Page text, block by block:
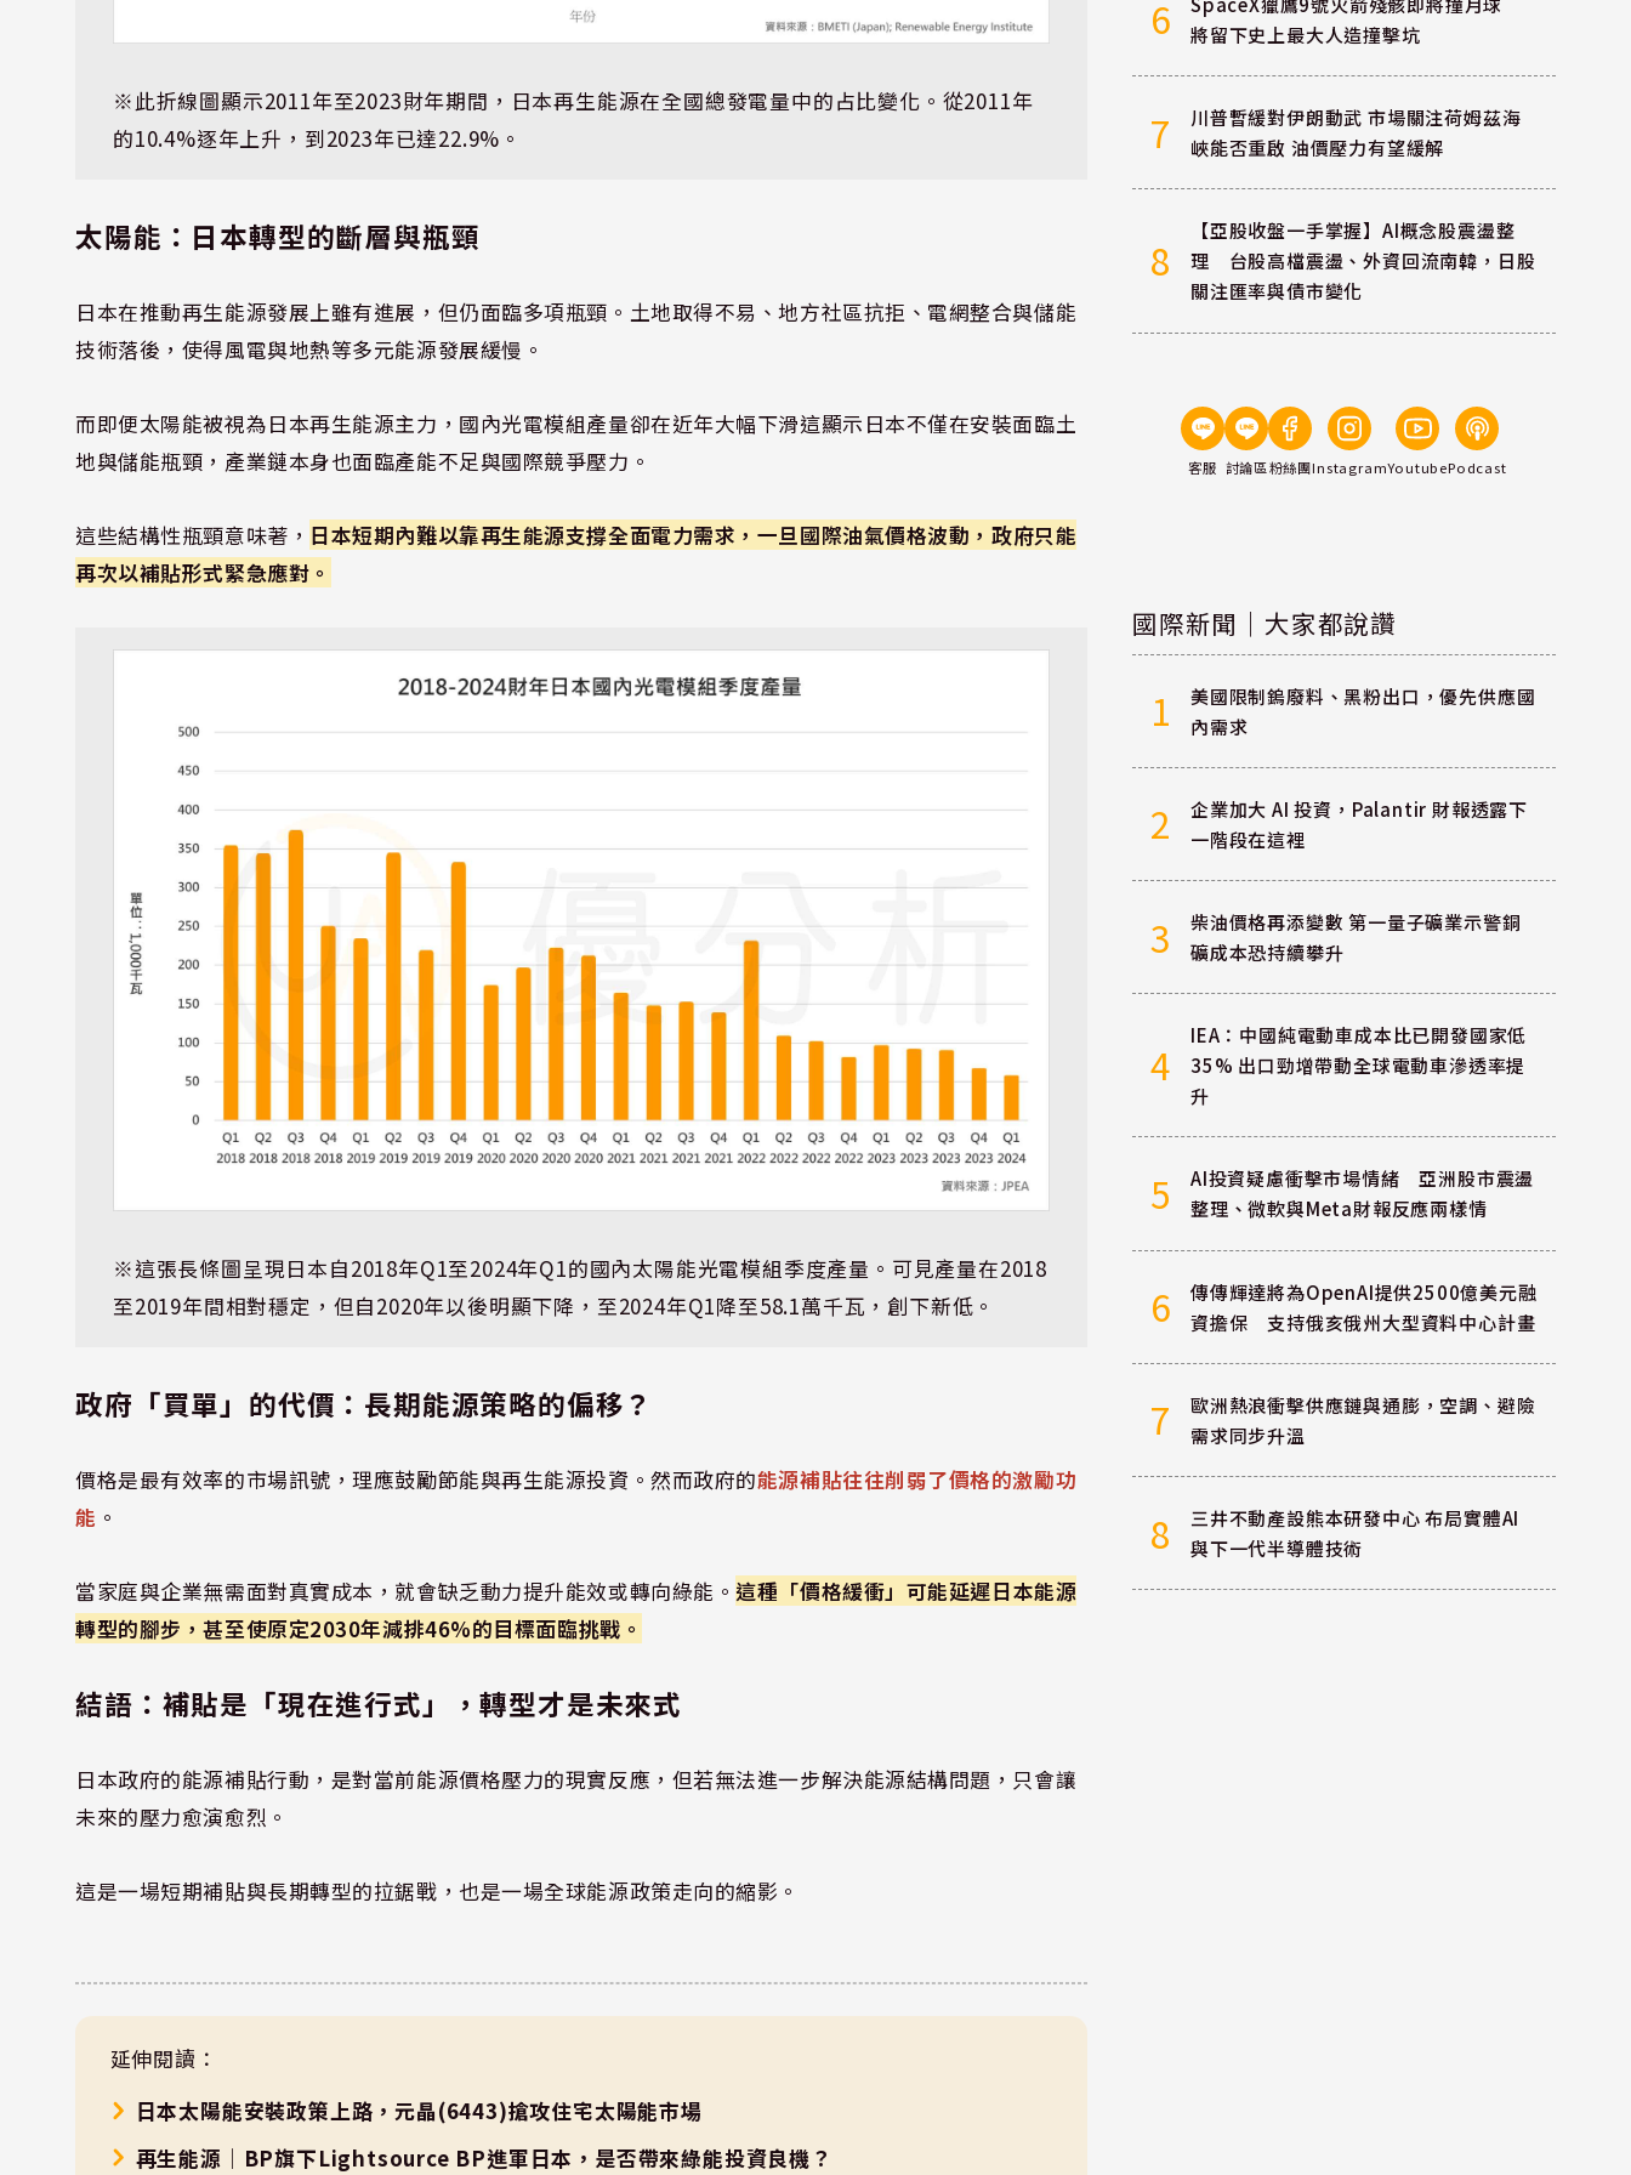
※此折線圖顯示2011年至2023財年期間，日本再生能源在全國總發電量中的占比變化。從2011年
的10.4%逐年上升，到2023年已達22.9%。
太陽能：日本轉型的斷層與瓶頸
日本在推動再生能源發展上雖有進展，但仍面臨多項瓶頸。土地取得不易、地方社區抗拒、電網整合與儲能
技術落後，使得風電與地熱等多元能源發展緩慢。
而即便太陽能被視為日本再生能源主力，國內光電模組產量卻在近年大幅下滑這顯示日本不僅在安裝面臨土
地與儲能瓶頸，產業鏈本身也面臨產能不足與國際競爭壓力。
這些結構性瓶頸意味著， 日本短期內難以靠再生能源支撐全面電力需求，一旦國際油氣價格波動，政府只能
再次以補貼形式緊急應對。
※這張長條圖呈現日本自2018年Q1至2024年Q1的國內太陽能光電模組季度產量。可見產量在2018
至2019年間相對穩定，但自2020年以後明顯下降，至2024年Q1降至58.1萬千瓦，創下新低。
政府「買單」的代價：長期能源策略的偏移？
價格是最有效率的市場訊號，理應鼓勵節能與再生能源投資。然而政府的能源補貼往往削弱了價格的激勵功
能 。
當家庭與企業無需面對真實成本，就會缺乏動力提升能效或轉向綠能。 這種「價格緩衝」可能延遲日本能源
轉型的腳步，甚至使原定2030年減排46%的目標面臨挑戰。
結語：補貼是「現在進行式」，轉型才是未來式
日本政府的能源補貼行動，是對當前能源價格壓力的現實反應，但若無法進一步解決能源結構問題，只會讓
未來的壓力愈演愈烈。
這是一場短期補貼與長期轉型的拉鋸戰，也是一場全球能源政策走向的縮影。
延伸閱讀：
日本太陽能安裝政策上路，元晶(6443)搶攻住宅太陽能市場
再生能源｜BP旗下Lightsource BP進軍日本，是否帶來綠能投資良機？
6
將留下史上最大人造撞擊坑
7
川普暫緩對伊朗動武 市場關注荷姆茲海
峽能否重啟 油價壓力有望緩解
8
【亞股收盤一手掌握】AI概念股震盪整
理 台股高檔震盪、外資回流南韓，日股
關注匯率與債市變化
客服 討論區粉絲團InstagramYoutubePodcast
國際新聞｜大家都說讚
1
美國限制鎢廢料、黑粉出口，優先供應國
內需求
2
企業加大 AI 投資，Palantir 財報透露下
一階段在這裡
3
柴油價格再添變數 第一量子礦業示警銅
礦成本恐持續攀升
4
IEA：中國純電動車成本比已開發國家低
35% 出口勁增帶動全球電動車滲透率提
升
5
AI投資疑慮衝擊市場情緒 亞洲股市震盪
整理、微軟與Meta財報反應兩樣情
6
傳傳輝達將為OpenAI提供2500億美元融
資擔保 支持俄亥俄州大型資料中心計畫
7
歐洲熱浪衝擊供應鏈與通膨，空調、避險
需求同步升溫
8
三井不動產設熊本研發中心 布局實體AI
與下一代半導體技術